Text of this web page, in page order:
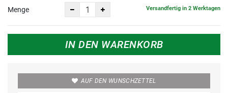
Menge Versandfertig in 2 Werktagen
IN DEN WARENKORB
AUF DEN WUNSCHZETTEL